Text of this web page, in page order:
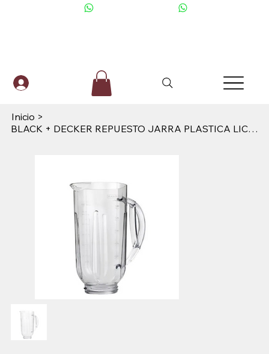
Inicio >
BLACK + DECKER REPUESTO JARRA PLASTICA LICUADORA 1.5L DURA PRO/ICE CRUSH -